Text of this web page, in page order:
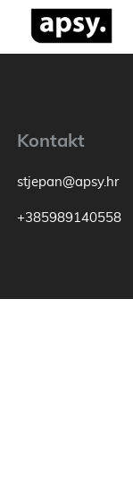
Kontakt
stjepan@apsy.hr
+385989140558